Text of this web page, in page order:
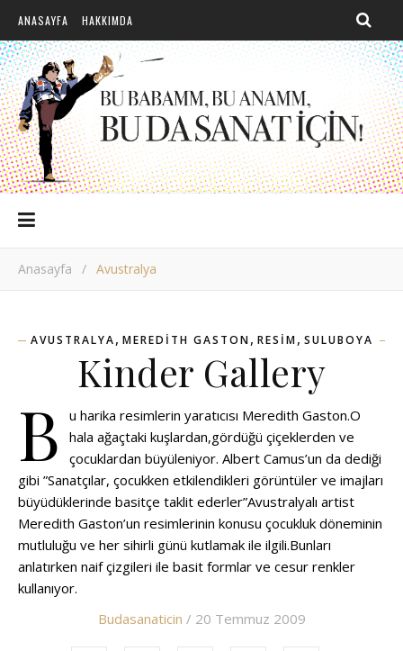
ANASAYFA HAKKIMDA
Anasayfa / Avustralya
AVUSTRALYA, MEREDITH GASTON, RESIM, SULUBOYA
Kinder Gallery
B
u harika resimlerin yaratıcısı Meredith Gaston.O
hala ağaçtaki kuşlardan,gördüğü çiçeklerden ve
çocuklardan büyüleniyor. Albert Camus’un da dediği
gibi ”Sanatçılar, çocukken etkilendikleri görüntüler ve imajları
büyüdüklerinde basitçe taklit ederler”Avustralyalı artist
Meredith Gaston’un resimlerinin konusu çocukluk döneminin
mutluluğu ve her sihirli günü kutlamak ile ilgili.Bunları
anlatırken naif çizgileri ile basit formlar ve cesur renkler
kullanıyor.
Budasanaticin / 20 Temmuz 2009